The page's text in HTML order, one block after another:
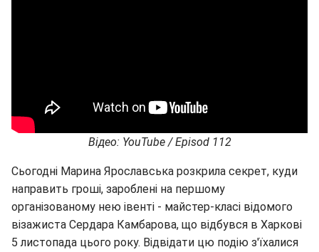
Відео: YouTube / Episod 112
Сьогодні Марина Ярославська розкрила секрет, куди
направить гроші, зароблені на першому
організованому нею івенті - майстер-класі відомого
візажиста Сердара Камбарова, що відбувся в Харкові
5 листопада цього року. Відвідати цю подію з'їхалися